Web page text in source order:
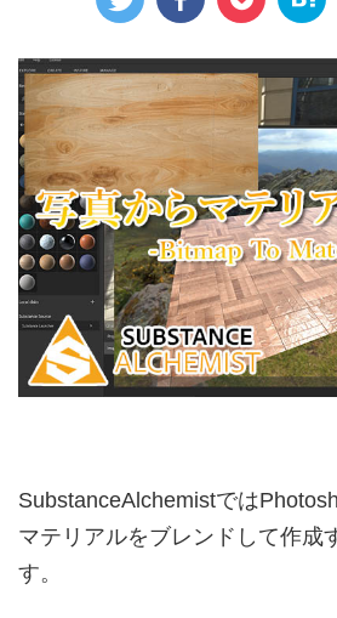
SubstanceAlchemistでは
マテリアルをブレンドして作成
す。